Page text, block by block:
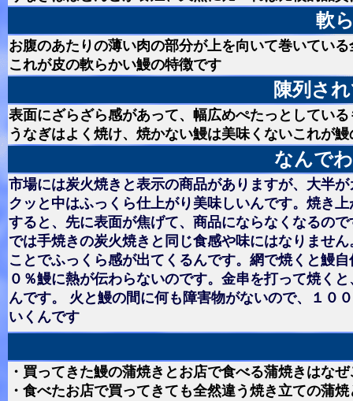
軟
お腹のあたりの薄い肉の部分が上を向いて巻いてい
これが皮の軟らかい鰻の特徴です
陳列さ
表面にざらざら感があって、幅広めぺたっとしてい
うなぎはよく焼け、焼かない鰻は美味くないこれが
なんで
市場には炭火焼きと表示の商品がありますが、大半
クッと中はふっくら仕上がり美味しいんです。焼き
すると、先に表面が焦げて、商品にならなくなるの
では手焼きの炭火焼きと同じ食感や味にはなりませ
ことでふっくら感が出てくるんです。網で焼くと鰻
０％鰻に熱が伝わらないのです。金串を打って焼く
んです。 火と鰻の間に何も障害物がないので、１０
いくんです
・買ってきた鰻の蒲焼きとお店で食べる蒲焼きはな
・食べたお店で買ってきても全然違う焼き立ての蒲